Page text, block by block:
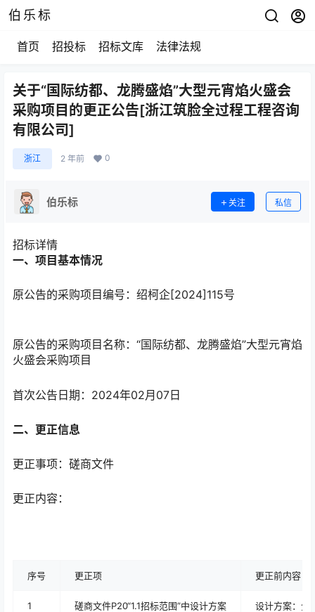
伯乐标
首页 招投标 招标文库 法律法规
关于“国际纺都、龙腾盛焰”大型元宵焰火盛会
采购项目的更正公告[浙江筑脸全过程工程咨询
有限公司]
浙江 2 年前 0
伯乐标 关注 私信
招标详情
一、项目基本情况
原公告的采购项目编号：绍柯企[2024]115号
原公告的采购项目名称：“国际纺都、龙腾盛焰”大型元宵焰
火盛会采购项目
首次公告日期：2024年02月07日
二、更正信息
更正事项：磋商文件
更正内容：
序号 更正项 更正前内容
1 磋商文件P20“1.1招标范围”中设计方案 设计方案：分